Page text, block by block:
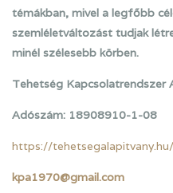
témákban, mivel a legfőbb
szemléletváltozást tudjak
minél szélesebb körben.
Tehetség Kapcsolatrendszer
Adószám: 18908910-1-08
https://tehetsegalapitvany.hu/
kpa1970@gmail.com